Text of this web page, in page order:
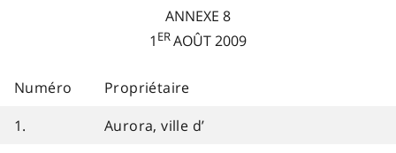
ANNEXE 8
1 ERAOÛT 2009
Numéro
Propriétaire
1.
Aurora, ville d’